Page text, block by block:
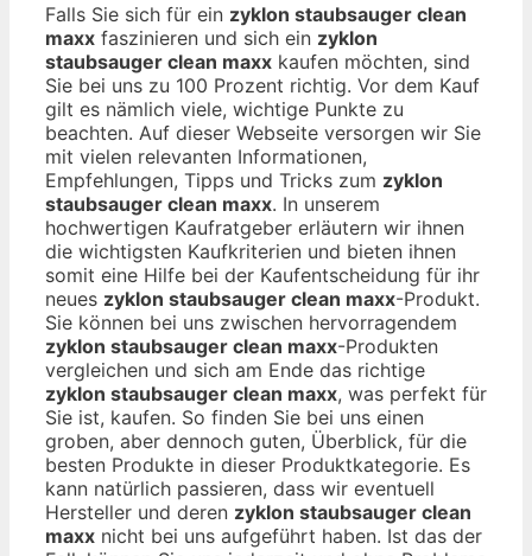
Falls Sie sich für ein zyklon staubsauger clean
maxx faszinieren und sich ein zyklon
staubsauger clean maxx kaufen möchten, sind
Sie bei uns zu 100 Prozent richtig. Vor dem Kauf
gilt es nämlich viele, wichtige Punkte zu
beachten. Auf dieser Webseite versorgen wir Sie
mit vielen relevanten Informationen,
Empfehlungen, Tipps und Tricks zum zyklon
staubsauger clean maxx. In unserem
hochwertigen Kaufratgeber erläutern wir ihnen
die wichtigsten Kaufkriterien und bieten ihnen
somit eine Hilfe bei der Kaufentscheidung für ihr
neues zyklon staubsauger clean maxx-Produkt.
Sie können bei uns zwischen hervorragendem
zyklon staubsauger clean maxx-Produkten
vergleichen und sich am Ende das richtige
zyklon staubsauger clean maxx, was perfekt für
Sie ist, kaufen. So finden Sie bei uns einen
groben, aber dennoch guten, Überblick, für die
besten Produkte in dieser Produktkategorie. Es
kann natürlich passieren, dass wir eventuell
Hersteller und deren zyklon staubsauger clean
maxx nicht bei uns aufgeführt haben. Ist das der